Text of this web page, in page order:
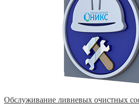
Обслуживание ливневых очистных